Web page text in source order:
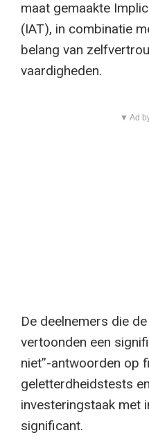
maat gemaakte
(IAT), in combinatie
belang van
vaardigheden.
▼ Ad
De deelnemers die
vertoonden een
niet”-antwoorden op
geletterdheidstests
investeringstaak met
significant.